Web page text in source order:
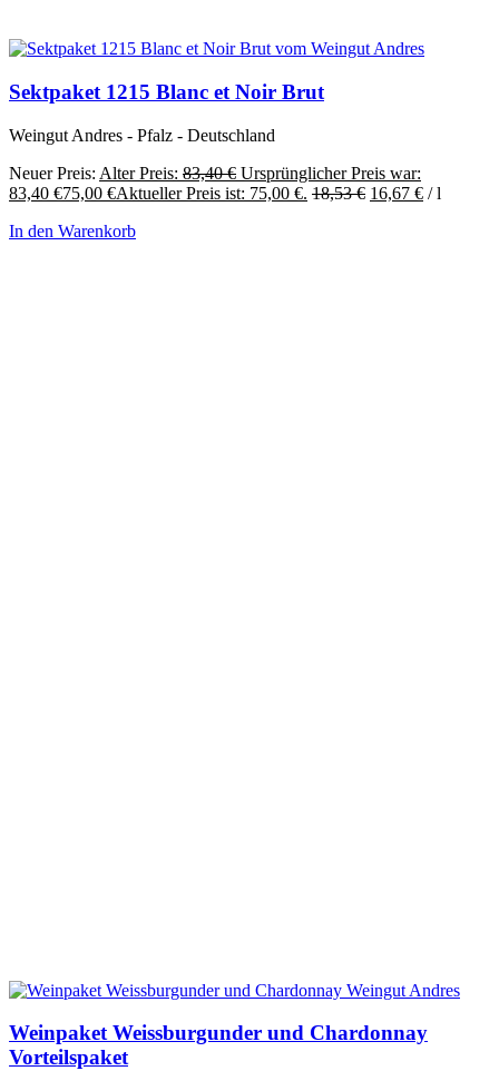
Sektpaket 1215 Blanc et Noir Brut
Weingut Andres - Pfalz - Deutschland
Neuer Preis: Alter Preis: 83,40€ Ursprünglicher Preis war:
83,40 €75,00 €Aktueller Preis ist: 75,00 €. 18,53€ 16,67 € /l
In den Warenkorb
Weinpaket Weissburgunder und Chardonnay
Vorteilspaket